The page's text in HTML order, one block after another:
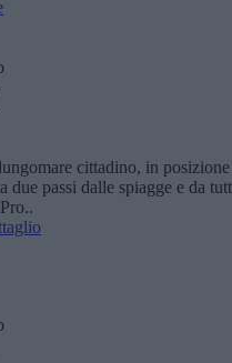
cittadino, in
due passi dalle spiagge e da